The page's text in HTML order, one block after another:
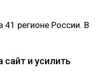
регионе России. В
и усилить